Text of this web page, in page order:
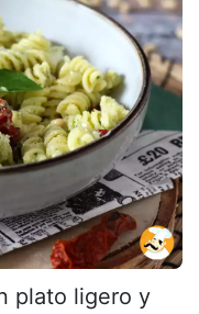
plato ligero y